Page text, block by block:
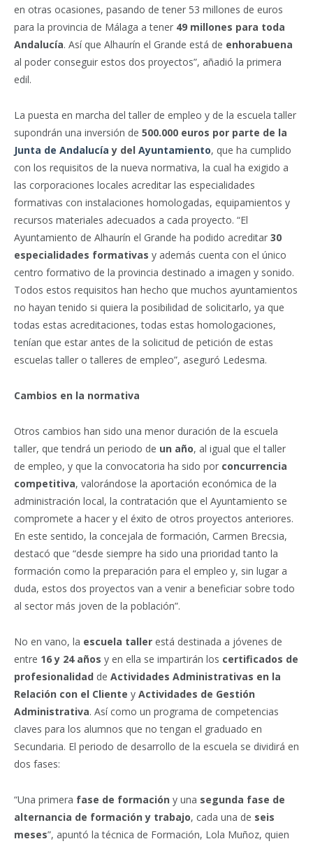
en otras ocasiones, pasando de tener 53 millones de euros
para la provincia de Málaga a tener 49 millones para toda
Andalucía. Así que Alhaurín el Grande está de enhorabuena
al poder conseguir estos dos proyectos”, añadió la primera
edil.
La puesta en marcha del taller de empleo y de la escuela taller
supondrán una inversión de 500.000 euros por parte de la
Junta de Andalucía y del Ayuntamiento, que ha cumplido
con los requisitos de la nueva normativa, la cual ha exigido a
las corporaciones locales acreditar las especialidades
formativas con instalaciones homologadas, equipamientos y
recursos materiales adecuados a cada proyecto. “El
Ayuntamiento de Alhaurín el Grande ha podido acreditar 30
especialidades formativas y además cuenta con el único
centro formativo de la provincia destinado a imagen y sonido.
Todos estos requisitos han hecho que muchos ayuntamientos
no hayan tenido si quiera la posibilidad de solicitarlo, ya que
todas estas acreditaciones, todas estas homologaciones,
tenían que estar antes de la solicitud de petición de estas
escuelas taller o talleres de empleo”, aseguró Ledesma.
Cambios en la normativa
Otros cambios han sido una menor duración de la escuela
taller, que tendrá un periodo de un año, al igual que el taller
de empleo, y que la convocatoria ha sido por concurrencia
competitiva, valorándose la aportación económica de la
administración local, la contratación que el Ayuntamiento se
compromete a hacer y el éxito de otros proyectos anteriores.
En este sentido, la concejala de formación, Carmen Brecsia,
destacó que “desde siempre ha sido una prioridad tanto la
formación como la preparación para el empleo y, sin lugar a
duda, estos dos proyectos van a venir a beneficiar sobre todo
al sector más joven de la población”.
No en vano, la escuela taller está destinada a jóvenes de
entre 16 y 24 años y en ella se impartirán los certificados de
profesionalidad de Actividades Administrativas en la
Relación con el Cliente y Actividades de Gestión
Administrativa. Así como un programa de competencias
claves para los alumnos que no tengan el graduado en
Secundaria. El periodo de desarrollo de la escuela se dividirá en
dos fases:
“Una primera fase de formación y una segunda fase de
alternancia de formación y trabajo, cada una de seis
meses”, apuntó la técnica de Formación, Lola Muñoz, quien